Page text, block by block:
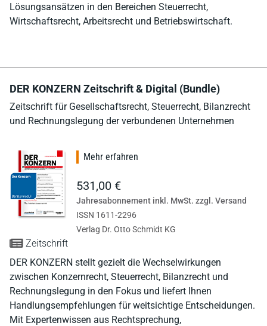
Lösungsansätzen in den Bereichen Steuerrecht,
Wirtschaftsrecht, Arbeitsrecht und Betriebswirtschaft.
DER KONZERN Zeitschrift & Digital (Bundle)
Zeitschrift für Gesellschaftsrecht, Steuerrecht, Bilanzrecht
und Rechnungslegung der verbundenen Unternehmen
Zeitschrift
DER KONZERN stellt gezielt die Wechselwirkungen
zwischen Konzernrecht, Steuerrecht, Bilanzrecht und
Rechnungslegung in den Fokus und liefert Ihnen
Handlungsempfehlungen für weitsichtige Entscheidungen.
Mit Expertenwissen aus Rechtsprechung,
Mehr erfahren
531,00 €
Jahresabonnement inkl. MwSt. zzgl. Versand
ISSN 1611-2296
Verlag Dr. Otto Schmidt KG